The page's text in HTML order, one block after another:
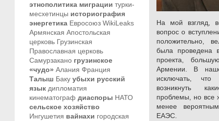
этнополитика миграции турки-
месхетинцы историография
энергетика Евросоюз WikiLeaks
Армянская Апостольская
церковь Грузинская
Православная церковь
Самурзакано грузинское
«чудо» Алания Франция
Талыш Баку убыхи русский
язык дипломатия
кинематограф диаспоры НАТО
сельское хозяйство
Ингушетия вайнахи городская
На мой взгляд,
вопрос о
положительно,
была проведена
проекта,
Армении. В
исключать,
возникнуть
проблемы, но все
менее
ЕАЭС.